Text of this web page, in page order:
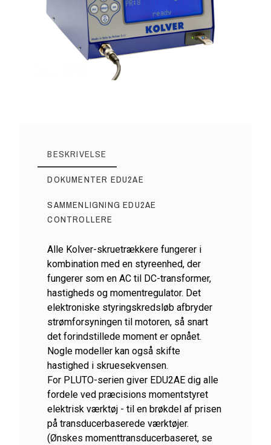
BESKRIVELSE
DOKUMENTER EDU2AE
SAMMENLIGNING EDU2AE
CONTROLLERE
Alle Kolver-skruetrækkere fungerer i
kombination med en styreenhed, der
fungerer som en AC til DC-transformer,
hastigheds og momentregulator. Det
elektroniske styringskredsløb afbryder
strømforsyningen til motoren, så snart
det forindstillede moment er opnået.
Nogle modeller kan også skifte
hastighed i skruesekvensen.
For PLUTO-serien giver EDU2AE dig alle
fordele ved præcisions momentstyret
elektrisk værktøj - til en brøkdel af prisen
på transducerbaserede værktøjer.
(Ønskes momenttransducerbaseret, se